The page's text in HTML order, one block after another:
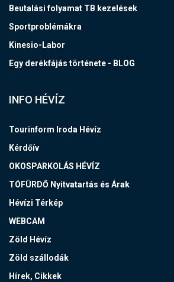
Beutalási folyamat TB kezelések
Sportproblémákra
Kinesio-Labor
Egy derékfájás története - BLOG
INFO HÉVÍZ
Tourinform Iroda Hévíz
Kérdőív
OKOSPARKOLÁS HÉVÍZ
TÓFÜRDŐ Nyitvatartás és Árak
Hévízi Térkép
WEBCAM
Zöld Hévíz
Zöld szállodák
Hírek, Cikkek